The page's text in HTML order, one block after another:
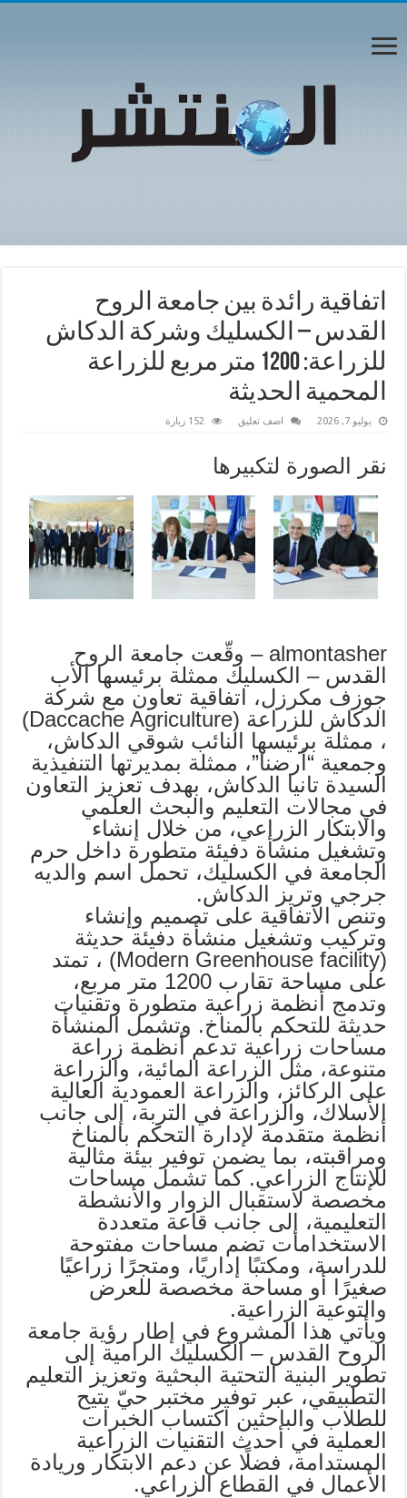
اتفاقية رائدة بين جامعة الروح
القدس – الكسليك وشركة الدكاش
للزراعة: 1200 متر مربع للزراعة
المحمية الحديثة
يوليو 7, 2026 اضف تعليق 152 زيارة
نقر الصورة لتكبيرها
almontasher – وقّعت جامعة الروح
القدس – الكسليك ممثلة برئيسها الأب
جوزف مكرزل، اتفاقية تعاون مع شركة
الدكاش للزراعة (Daccache Agriculture)
، ممثلة برئيسها النائب شوقي الدكاش،
وجمعية “أرضنا”، ممثلة بمديرتها التنفيذية
السيدة تانيا الدكاش، بهدف تعزيز التعاون
في مجالات التعليم والبحث العلمي
والابتكار الزراعي، من خلال إنشاء
وتشغيل منشأة دفيئة متطورة داخل حرم
الجامعة في الكسليك، تحمل اسم والديه
جرجي وتريز الدكاش.
وتنص الاتفاقية على تصميم وإنشاء
وتركيب وتشغيل منشأة دفيئة حديثة
(Modern Greenhouse facility) ، تمتد
على مساحة تقارب 1200 متر مربع،
وتدمج أنظمة زراعية متطورة وتقنيات
حديثة للتحكم بالمناخ. وتشمل المنشأة
مساحات زراعية تدعم أنظمة زراعة
متنوعة، مثل الزراعة المائية، والزراعة
على الركائز، والزراعة العمودية العالية
الأسلاك، والزراعة في التربة، إلى جانب
أنظمة متقدمة لإدارة التحكم بالمناخ
ومراقبته، بما يضمن توفير بيئة مثالية
للإنتاج الزراعي. كما تشمل مساحات
مخصصة لاستقبال الزوار والأنشطة
التعليمية، إلى جانب قاعة متعددة
الاستخدامات تضم مساحات مفتوحة
للدراسة، ومكتبًا إداريًا، ومتجرًا زراعيًا
صغيرًا أو مساحة مخصصة للعرض
والتوعية الزراعية.
ويأتي هذا المشروع في إطار رؤية جامعة
الروح القدس – الكسليك الرامية إلى
تطوير البنية التحتية البحثية وتعزيز التعليم
التطبيقي، عبر توفير مختبر حيّ يتيح
للطلاب والباحثين اكتساب الخبرات
العملية في أحدث التقنيات الزراعية
المستدامة، فضلًا عن دعم الابتكار وريادة
الأعمال في القطاع الزراعي.